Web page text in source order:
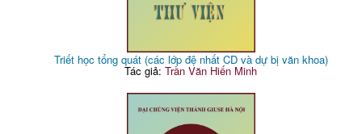
Triết học tổng quát (các lớp đệ nhất CD và dự bị văn khoa)
Tác giả:Trần Văn Hiến Minh